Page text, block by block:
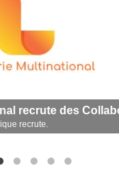
recrute.